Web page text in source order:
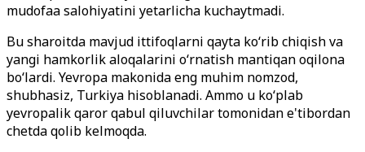
mudofaa salohiyatini yetarlicha kuchaytmadi.
Bu sharoitda mavjud ittifoqlarni qayta ko‘rib chiqish va
yangi hamkorlik aloqalarini o‘rnatish mantiqan oqilona
bo‘lardi. Yevropa makonida eng muhim nomzod,
shubhasiz, Turkiya hisoblanadi. Ammo u ko‘plab
yevropalik qaror qabul qiluvchilar tomonidan e'tibordan
chetda qolib kelmoqda.